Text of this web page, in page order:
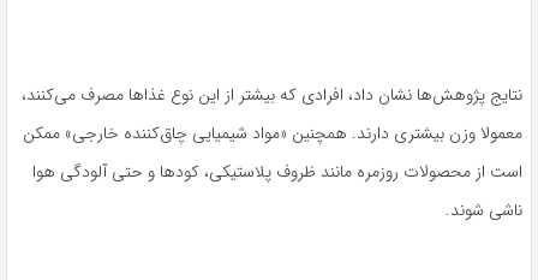
نتایج پژوهش‌ها نشان داد، افرادی که بیشتر از این نوع غذاها مصرف می‌کنند،
معمولا وزن بیشتری دارند. همچنین «مواد شیمیایی چاق‌کننده خارجی» ممکن
است از محصولات روزمره مانند ظروف پلاستیکی، کودها و حتی آلودگی هوا
ناشی شوند.